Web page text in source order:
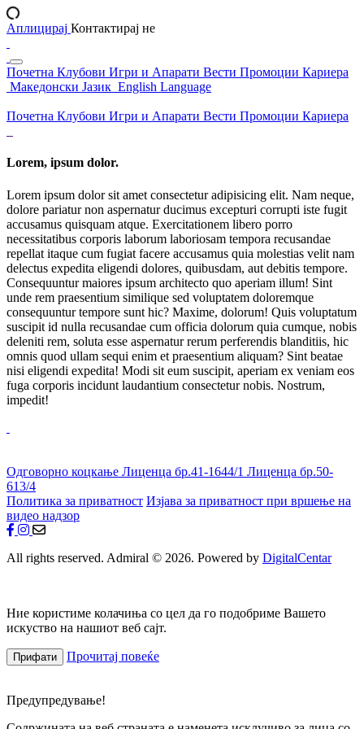
Аплицирај Контактирај не
Почетна Клубови Игри и Апарати Вести Промоции Кариера
Македонски Јазик English Language
Почетна Клубови Игри и Апарати Вести Промоции Кариера
Lorem, ipsum dolor.
Lorem ipsum dolor sit amet consectetur adipisicing elit. Nam neque,
dolore pariatur non aspernatur ducimus excepturi corrupti iste fugit
accusamus quisquam atque. Exercitationem libero porro
necessitatibus corporis laborum laboriosam tempora recusandae
repellat itaque cum fugiat facere accusamus quia molestias velit nam
delectus expedita eligendi dolores, quibusdam, aut debitis tempore.
Consequuntur maiores ipsum architecto quo aperiam illum! Sint
unde rem praesentium similique sed voluptatem doloremque
consequuntur tempore sunt hic? Maxime, dolorum! Quis voluptatum
suscipit id nulla recusandae cum officia dolorum quia cumque, nobis
deleniti rem, soluta esse aspernatur rerum perferendis blanditiis, hic
omnis quod ullam sequi enim et praesentium aliquam? Sint beatae
nisi eligendi expedita! Modi sit eum suscipit, aperiam ex veniam eos
fuga corporis incidunt laudantium consectetur nobis. Nostrum,
impedit!
Одговорно коцкање Лиценца бр.41-1644/1 Лиценца бр.50-
613/4
Политика за приватност Изјава за приватност при вршење на
видео надзор
All rights reserved. Admiral © 2026. Powered by DigitalCentar
Ние користиме колачиња со цел да го подобриме Вашето
искуство на нашиот веб сајт.
Прифати Прочитај повеќе
Предупредување!